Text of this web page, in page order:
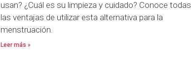
usan? ¿Cuál es su limpieza y cuidado? Conoce todas
las ventajas de utilizar esta alternativa para la
menstruación.
Leer más »